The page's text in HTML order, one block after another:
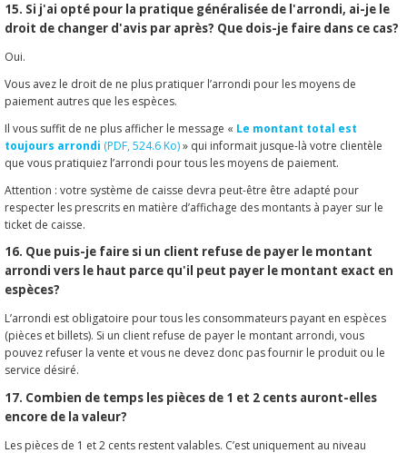
15. Si j'ai opté pour la pratique généralisée de l'arrondi, ai-je le
droit de changer d'avis par après? Que dois-je faire dans ce cas?
Oui.
Vous avez le droit de ne plus pratiquer l’arrondi pour les moyens de
paiement autres que les espèces.
Il vous suffit de ne plus afficher le message « Le montant total est
toujours arrondi (PDF, 524.6 Ko)» qui informait jusque-là votre clientèle
que vous pratiquiez l’arrondi pour tous les moyens de paiement.
Attention : votre système de caisse devra peut-être être adapté pour
respecter les prescrits en matière d’affichage des montants à payer sur le
ticket de caisse.
16. Que puis-je faire si un client refuse de payer le montant
arrondi vers le haut parce qu'il peut payer le montant exact en
espèces?
L’arrondi est obligatoire pour tous les consommateurs payant en espèces
(pièces et billets). Si un client refuse de payer le montant arrondi, vous
pouvez refuser la vente et vous ne devez donc pas fournir le produit ou le
service désiré.
17. Combien de temps les pièces de 1 et 2 cents auront-elles
encore de la valeur?
Les pièces de 1 et 2 cents restent valables. C’est uniquement au niveau